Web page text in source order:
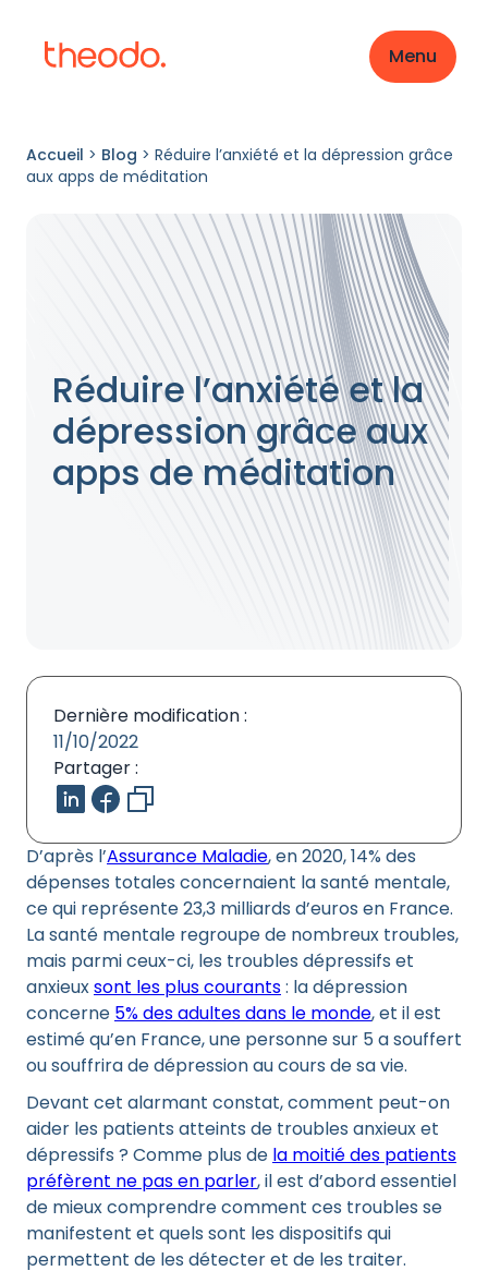
Menu
Accueil > Blog > Réduire l’anxiété et la dépression grâce
aux apps de méditation
Réduire l’anxiété et la
dépression grâce aux
apps de méditation
D’après l’Assurance Maladie, en 2020, 14% des
dépenses totales concernaient la santé mentale,
ce qui représente 23,3 milliards d’euros en France.
La santé mentale regroupe de nombreux troubles,
mais parmi ceux-ci, les troubles dépressifs et
anxieuxsont les plus courants: la dépression
concerne 5% des adultes dans le monde, et il est
estimé qu’en France, une personne sur 5 a souffert
ou souffrira de dépression au cours de sa vie.
Devant cet alarmant constat, comment peut-on
aider les patients atteints de troubles anxieux et
dépressifs ? Comme plus de la moitié des patients
préfèrent ne pas en parler, il est d’abord essentiel
de mieux comprendre comment ces troubles se
manifestent et quels sont les dispositifs qui
permettent de les détecter et de les traiter.
Dernière modification :
11/10/2022
Partager :